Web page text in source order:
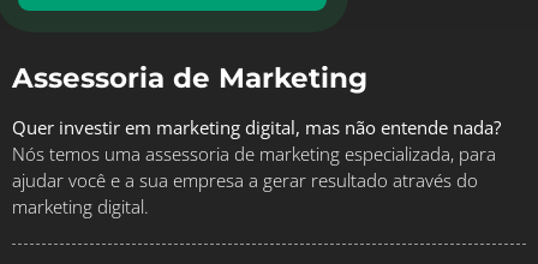
Assessoria de Marketing
Quer investir em marketing digital, mas não entende nada?
Nós temos uma assessoria de marketing especializada, para
ajudar você e a sua empresa a gerar resultado através do
marketing digital.